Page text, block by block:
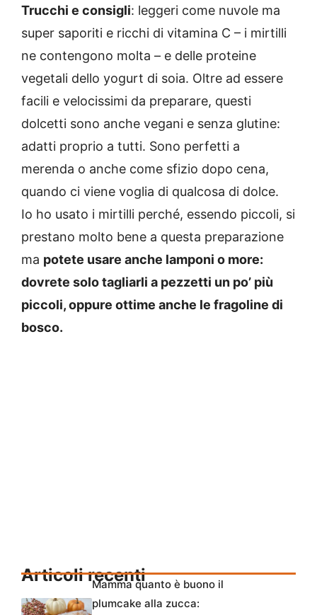
Trucchi e consigli: leggeri come nuvole ma
super saporiti e ricchi di vitamina C – i mirtilli
ne contengono molta – e delle proteine
vegetali dello yogurt di soia. Oltre ad essere
facili e velocissimi da preparare, questi
dolcetti sono anche vegani e senza glutine:
adatti proprio a tutti. Sono perfetti a
merenda o anche come sfizio dopo cena,
quando ci viene voglia di qualcosa di dolce.
Io ho usato i mirtilli perché, essendo piccoli, si
prestano molto bene a questa preparazione
ma potete usare anche lamponi o more:
dovrete solo tagliarli a pezzetti un po’ più
piccoli, oppure ottime anche le fragoline di
bosco.
Articoli recentiMamma quanto è buono il
plumcake alla zucca: